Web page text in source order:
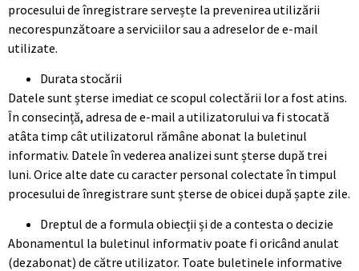
procesului de înregistrare servește la prevenirea utilizării
necorespunzătoare a serviciilor sau a adreselor de e-mail
utilizate.
Durata stocării
Datele sunt șterse imediat ce scopul colectării lor a fost atins.
În consecință, adresa de e-mail a utilizatorului va fi stocată
atâta timp cât utilizatorul rămâne abonat la buletinul
informativ. Datele în vederea analizei sunt șterse după trei
luni. Orice alte date cu caracter personal colectate în timpul
procesului de înregistrare sunt șterse de obicei după șapte zile.
Dreptul de a formula obiecții și de a contesta o decizie
Abonamentul la buletinul informativ poate fi oricând anulat
(dezabonat) de către utilizator. Toate buletinele informative